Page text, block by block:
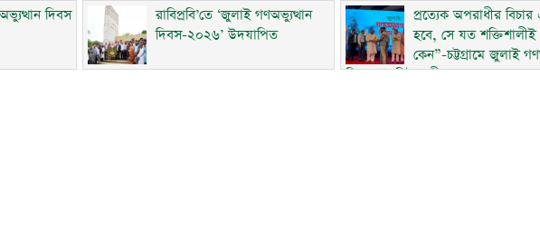
দিবস
রাবিপ্রবি’তে ‘জুলাই গণঅভ্যুত্থান
দিবস-২০২৬’ উদযাপিত
প্রত্যেক অপরাধীর
হবে, সে যত
কেন”-চট্টগ্রামে জুলাই
দিবসে ব্যারিস্টার মীর হেলাল